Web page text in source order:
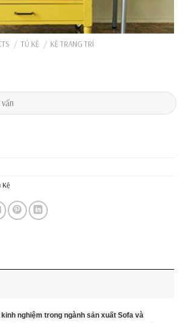
/ TỦ KỆ / KỆ TRANG TRÍ
Kệ
nghiệm trong ngành sản xuất Sofa và